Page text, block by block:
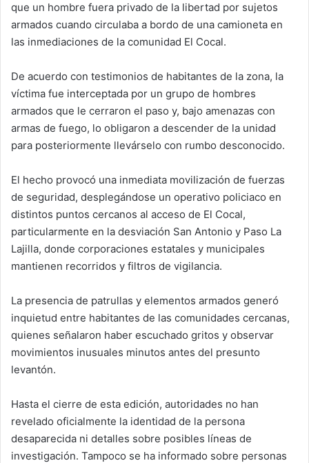
que un hombre fuera privado de la libertad por sujetos
armados cuando circulaba a bordo de una camioneta en
las inmediaciones de la comunidad El Cocal.
De acuerdo con testimonios de habitantes de la zona, la
víctima fue interceptada por un grupo de hombres
armados que le cerraron el paso y, bajo amenazas con
armas de fuego, lo obligaron a descender de la unidad
para posteriormente llevárselo con rumbo desconocido.
El hecho provocó una inmediata movilización de fuerzas
de seguridad, desplegándose un operativo policiaco en
distintos puntos cercanos al acceso de El Cocal,
particularmente en la desviación San Antonio y Paso La
Lajilla, donde corporaciones estatales y municipales
mantienen recorridos y filtros de vigilancia.
La presencia de patrullas y elementos armados generó
inquietud entre habitantes de las comunidades cercanas,
quienes señalaron haber escuchado gritos y observar
movimientos inusuales minutos antes del presunto
levantón.
Hasta el cierre de esta edición, autoridades no han
revelado oficialmente la identidad de la persona
desaparecida ni detalles sobre posibles líneas de
investigación. Tampoco se ha informado sobre personas